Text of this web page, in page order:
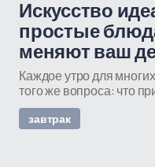
Искусство
простые
меняют ваш
Каждое утро для
того же вопроса: что
завтрак